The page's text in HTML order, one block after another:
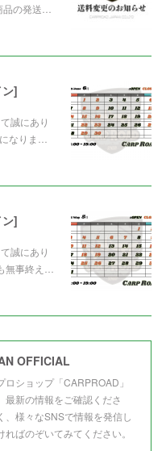
の発送…
]
誠にあり
なりま…
]
誠にあり
無事終え…
OFFICIAL
ショップ「CARPROAD」
最新の情報をご確認くださ
、様々なSNSで情報を発信し
ばのぞいてみてください。